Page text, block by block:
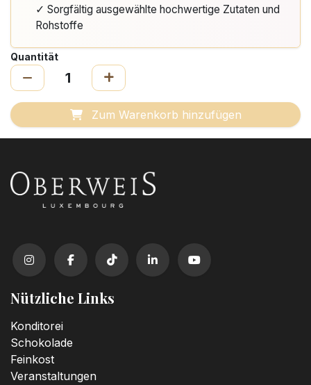
✓ Sorgfältig ausgewählte hochwertige Zutaten und
Rohstoffe
Quantität
Zum Warenkorb hinzufügen
Nützliche Links
Konditorei
Schokolade
Feinkost
Veranstaltungen